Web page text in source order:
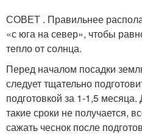
СОВЕТ . Правильнее
«с юга на север», чтобы
тепло от солнца.
Перед началом посадки
следует тщательно
подготовкой за 1-1,5
такие сроки не получается,
сажать чеснок после